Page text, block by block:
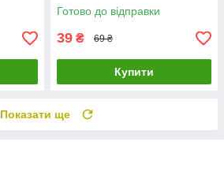
Готово до відправки
39 ₴ 69 ₴
Купити
Показати ще